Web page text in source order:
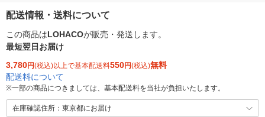
配送情報・送料について
この商品はLOHACOが販売・発送します。
最短翌日お届け
3,780円(税込)以上で基本配送料550円(税込)無料
配送料について
※一部の商品につきましては、基本配送料を当社が負担いたします。
在庫確認住所：東京都にお届け